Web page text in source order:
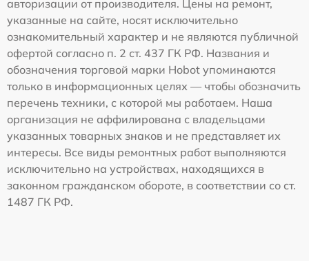
авторизации от производителя. Цены на ремонт,
указанные на сайте, носят исключительно
ознакомительный характер и не являются публичной
офертой согласно п. 2 ст. 437 ГК РФ. Названия и
обозначения торговой марки Hobot упоминаются
только в информационных целях — чтобы обозначить
перечень техники, с которой мы работаем. Наша
организация не аффилирована с владельцами
указанных товарных знаков и не представляет их
интересы. Все виды ремонтных работ выполняются
исключительно на устройствах, находящихся в
законном гражданском обороте, в соответствии со ст.
1487 ГК РФ.